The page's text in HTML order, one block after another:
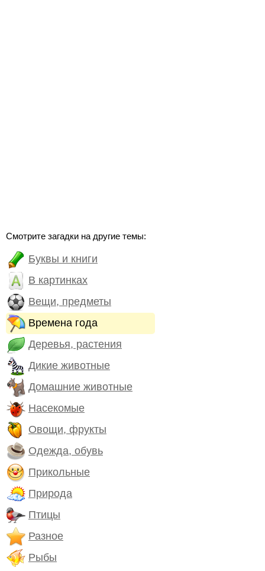
Смотрите загадки на другие темы:
Буквы и книги
В картинках
Вещи, предметы
Времена года
Деревья, растения
Дикие животные
Домашние животные
Насекомые
Овощи, фрукты
Одежда, обувь
Прикольные
Природа
Птицы
Разное
Рыбы